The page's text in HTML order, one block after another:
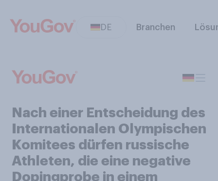
DE Branchen
Nach einer Entscheidung des
Internationalen Olympischen
Komitees dürfen russische
Athleten, die eine negative
Dopingprobe in einem